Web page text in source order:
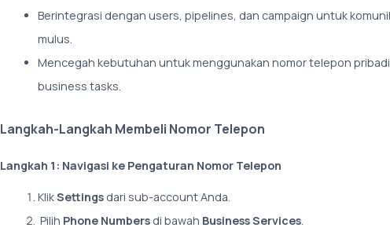
Berintegrasi dengan users, pipelines, dan campaign untuk
mulus.
Mencegah kebutuhan untuk menggunakan nomor telepon
business tasks.
Langkah-Langkah Membeli Nomor Telepon
Langkah 1: Navigasi ke Pengaturan Nomor Telepon
KlikSettingsdari sub-account Anda.
Pilih Phone Numbersdi bawah Business Services.